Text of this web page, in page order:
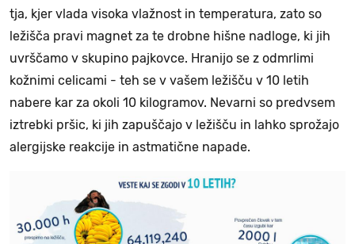
tja, kjer vlada visoka vlažnost in temperatura, zato so
ležišča pravi magnet za te drobne hišne nadloge, ki jih
uvrščamo v skupino pajkovce. Hranijo se z odmrlimi
kožnimi celicami - teh se v vašem ležišču v 10 letih
nabere kar za okoli 10 kilogramov. Nevarni so predvsem
iztrebki pršic, ki jih zapuščajo v ležišču in lahko sprožajo
alergijske reakcije in astmatične napade.